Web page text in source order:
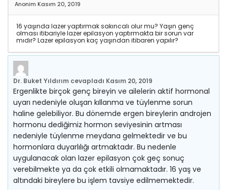
Anonim Kasım 20, 2019
16 yaşında lazer yaptırmak sakıncalı olur mu? Yaşın genç
olması itibariyle lazer epilasyon yaptırmakta bir sorun var
mıdır? Lazer epilasyon kaç yaşından itibaren yapılır?
Dr. Buket Yıldırım cevapladı Kasım 20, 2019
Ergenlikte birçok genç bireyin ve ailelerin aktif hormonal
uyarı nedeniyle oluşan kıllanma ve tüylenme sorun
haline gelebiliyor. Bu dönemde ergen bireylerin androjen
hormonu dediğimiz hormon seviyesinin artması
nedeniyle tüylenme meydana gelmektedir ve bu
hormonlara duyarlılığı artmaktadır. Bu nedenle
uygulanacak olan lazer epilasyon çok geç sonuç
verebilmekte ya da çok etkili olmamaktadır. 16 yaş ve
altındaki bireylere bu işlem tavsiye edilmemektedir.